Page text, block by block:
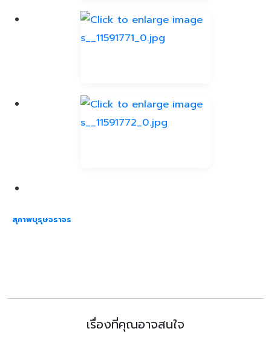
สุภาพบุรุษจราจร
เรื่องที่คุณอาจสนใจ